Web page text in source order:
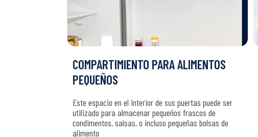
COMPARTIMIENTO PARA ALIMENTOS
PEQUEÑOS
Este espacio en el interior de sus puertas puede ser
utilizado para almacenar pequeños frascos de
condimentos, salsas, o incluso pequeñas bolsas de
alimento